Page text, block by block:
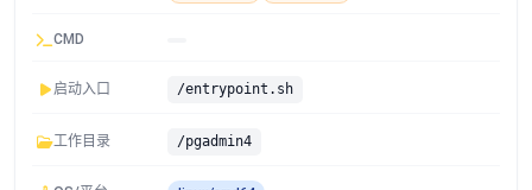
CMD
启动入口 /entrypoint.sh
工作目录 /pgadmin4